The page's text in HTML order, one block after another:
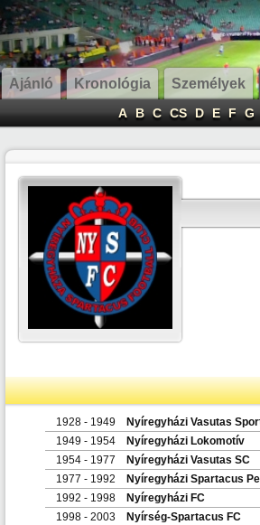
Ajánló Kronológia Személyek
A B C CS D E F G
1928 - 1949
Nyíregyházi Vasutas
1949 - 1954
Nyíregyházi Lokomotív
1954 - 1977
Nyíregyházi Vasutas SC
1977 - 1992
Nyíregyházi Spartacus
1992 - 1998
Nyíregyházi FC
1998 - 2003
Nyírség-Spartacus FC